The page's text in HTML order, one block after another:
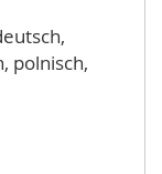
polnisch,